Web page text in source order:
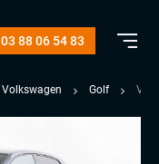
03 88 06 54 83
Volkswagen Golf VII